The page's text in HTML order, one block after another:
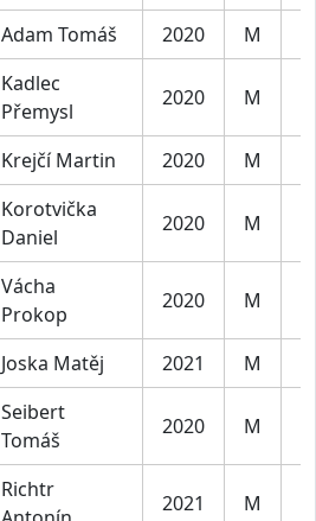
Adam Tomáš 2020 M
Kadlec
Přemysl
2020 M
Krejčí Martin 2020 M
Korotvička
Daniel
2020 M
Vácha
Prokop
2020 M
Joska Matěj 2021 M
Seibert
Tomáš
2020 M
Richtr
2021 M